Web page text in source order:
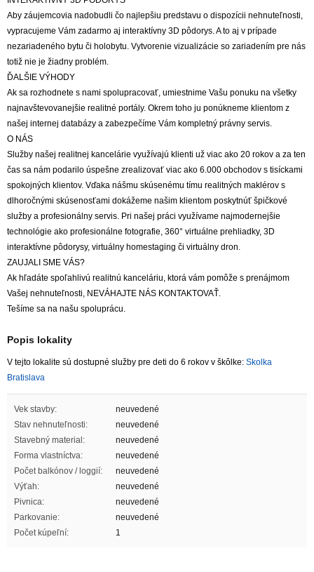
Aby záujemcovia nadobudli čo najlepšiu predstavu o dispozícii nehnuteľnosti,
vypracujeme Vám zadarmo aj interaktívny 3D pôdorys. A to aj v prípade
nezariadeného bytu či holobytu. Vytvorenie vizualizácie so zariadením pre nás
totiž nie je žiadny problém.
ĎALŠIE VÝHODY
Ak sa rozhodnete s nami spolupracovať, umiestnime Vašu ponuku na všetky
najnavštevovanejšie realitné portály. Okrem toho ju ponúkneme klientom z
našej internej databázy a zabezpečíme Vám kompletný právny servis.
O NÁS
Služby našej realitnej kancelárie využívajú klienti už viac ako 20 rokov a za ten
čas sa nám podarilo úspešne zrealizovať viac ako 6.000 obchodov s tisíckami
spokojných klientov. Vďaka nášmu skúsenému tímu realitných maklérov s
dlhoročnými skúsenosťami dokážeme našim klientom poskytnúť špičkové
služby a profesionálny servis. Pri našej práci využívame najmodernejšie
technológie ako profesionálne fotografie, 360° virtuálne prehliadky, 3D
interaktívne pôdorysy, virtuálny homestaging či virtuálny dron.
ZAUJALI SME VÁS?
Ak hľadáte spoľahlivú realitnú kanceláriu, ktorá vám pomôže s prenájmom
Vašej nehnuteľnosti, NEVÁHAJTE NÁS KONTAKTOVAŤ.
Tešíme sa na našu spoluprácu.
Popis lokality
V tejto lokalite sú dostupné služby pre deti do 6 rokov v škôlke: Skolka
Bratislava
Vek stavby:
neuvedené
Stav nehnuteľnosti:
neuvedené
Stavebný material:
neuvedené
Forma vlastníctva:
neuvedené
Počet balkónov / loggií:
neuvedené
Výťah:
neuvedené
Pivnica:
neuvedené
Parkovanie:
neuvedené
Počet kúpeľní:
1